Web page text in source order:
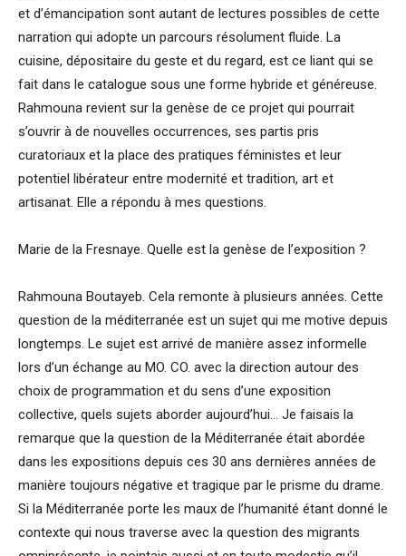
et d’émancipation sont autant de lectures possibles de cette
narration qui adopte un parcours résolument fluide. La
cuisine, dépositaire du geste et du regard, est ce liant qui se
fait dans le catalogue sous une forme hybride et généreuse.
Rahmouna revient sur la genèse de ce projet qui pourrait
s’ouvrir à de nouvelles occurrences, ses partis pris
curatoriaux et la place des pratiques féministes et leur
potentiel libérateur entre modernité et tradition, art et
artisanat. Elle a répondu à mes questions.
Marie de la Fresnaye. Quelle est la genèse de l’exposition ?
Rahmouna Boutayeb. Cela remonte à plusieurs années. Cette
question de la méditerranée est un sujet qui me motive depuis
longtemps. Le sujet est arrivé de manière assez informelle
lors d’un échange au MO. CO. avec la direction autour des
choix de programmation et du sens d’une exposition
collective, quels sujets aborder aujourd’hui… Je faisais la
remarque que la question de la Méditerranée était abordée
dans les expositions depuis ces 30 ans dernières années de
manière toujours négative et tragique par le prisme du drame.
Si la Méditerranée porte les maux de l’humanité étant donné le
contexte qui nous traverse avec la question des migrants